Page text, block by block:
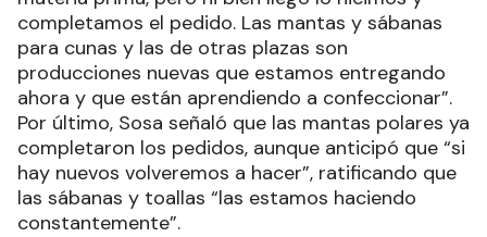
completamos el pedido. Las mantas y sábanas
para cunas y las de otras plazas son
producciones nuevas que estamos entregando
ahora y que están aprendiendo a confeccionar”.
Por último, Sosa señaló que las mantas polares ya
completaron los pedidos, aunque anticipó que “si
hay nuevos volveremos a hacer”, ratificando que
las sábanas y toallas “las estamos haciendo
constantemente”.